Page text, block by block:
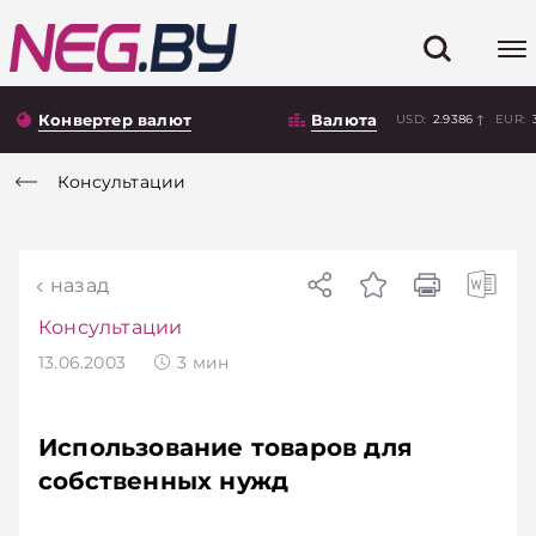
Конвертер валют Валюта USD: 2.9386 EUR:
Консультации
назад
Консультации
13.06.2003 3 мин
Использование товаров для
собственных нужд